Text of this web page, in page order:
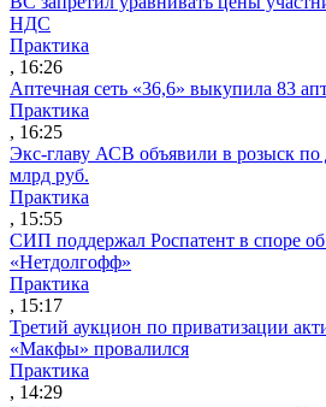
НДС
Практика
, 16:26
Аптечная сеть «36,6» выкупила 83
Практика
, 16:25
Экс-главу АСВ объявили в розыск
млрд руб.
Практика
, 15:55
СИП поддержал Роспатент в споре об
«Нетдолгофф»
Практика
, 15:17
Третий аукцион по приватизации
«Макфы» провалился
Практика
, 14:29